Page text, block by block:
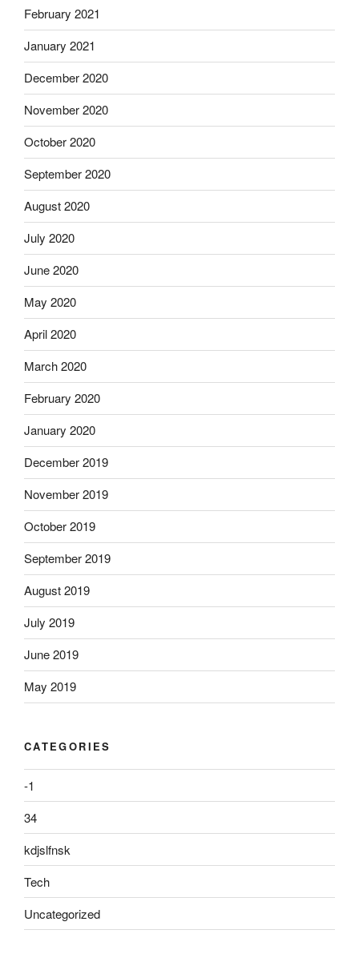
February 2021
January 2021
December 2020
November 2020
October 2020
September 2020
August 2020
July 2020
June 2020
May 2020
April 2020
March 2020
February 2020
January 2020
December 2019
November 2019
October 2019
September 2019
August 2019
July 2019
June 2019
May 2019
CATEGORIES
-1
34
kdjslfnsk
Tech
Uncategorized